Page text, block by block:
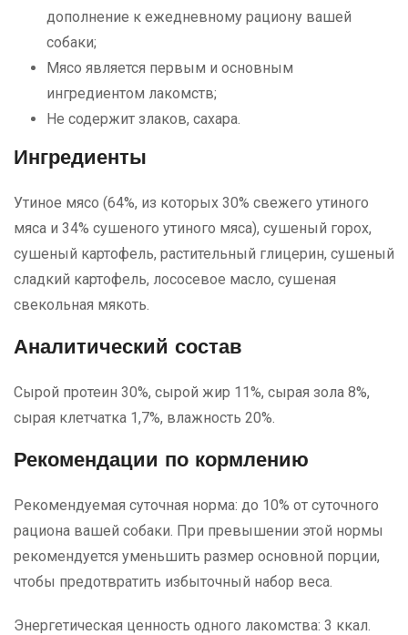
дополнение к ежедневному рациону вашей
собаки;
Мясо является первым и основным
ингредиентом лакомств;
Не содержит злаков, сахара.
Ингредиенты
Утиное мясо (64%, из которых 30% свежего утиного
мяса и 34% сушеного утиного мяса), сушеный горох,
сушеный картофель, растительный глицерин, сушеный
сладкий картофель, лососевое масло, сушеная
свекольная мякоть.
Аналитический состав
Сырой протеин 30%, сырой жир 11%, сырая зола 8%,
сырая клетчатка 1,7%, влажность 20%.
Рекомендации по кормлению
Рекомендуемая суточная норма: до 10% от суточного
рациона вашей собаки. При превышении этой нормы
рекомендуется уменьшить размер основной порции,
чтобы предотвратить избыточный набор веса.
Энергетическая ценность одного лакомства: 3 ккал.